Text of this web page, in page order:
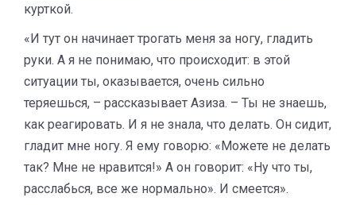
курткой.
«И тут он начинает трогать меня за ногу, гладить
руки. А я не понимаю, что происходит: в этой
ситуации ты, оказывается, очень сильно
теряешься, – рассказывает Азиза. – ​Ты не знаешь,
как реагировать. И я не знала, что делать. Он сидит,
гладит мне ногу. Я ему говорю: «Можете не делать
так? Мне не нравится!» А он говорит: «Ну что ты,
расслабься, все же нормально». И смеется».